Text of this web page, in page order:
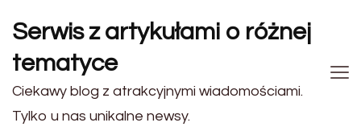
Serwis z artykułami o różnej
tematyce
Ciekawy blog z atrakcyjnymi wiadomościami.
Tylko u nas unikalne newsy.